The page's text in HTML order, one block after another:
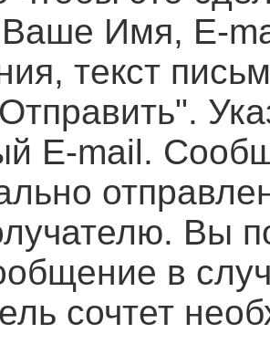
Ваше Имя, Е-
текст
E-mail.
Вы
в
сочтет